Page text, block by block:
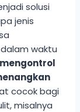
solusi
jenis
waktu
cocok bagi
misalnya